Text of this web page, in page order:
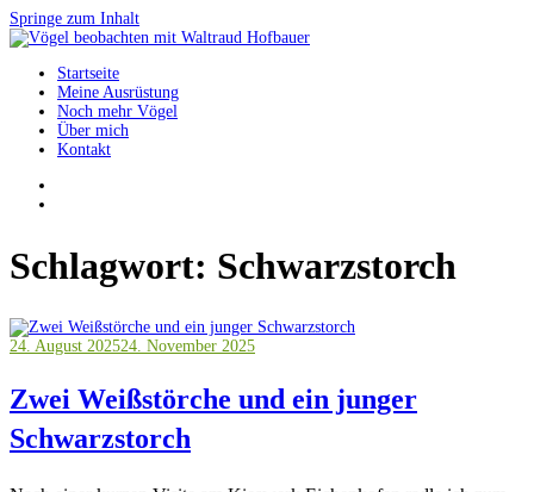
Springe zum Inhalt
Vögel beobachten mit Waltraud Hofbauer
Startseite
Meine Ausrüstung
Noch mehr Vögel
Über mich
Kontakt
Schlagwort: Schwarzstorch
24. August 202524. November 2025
Zwei Weißstörche und ein junger
Schwarzstorch